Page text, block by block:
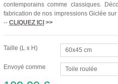
contemporains comme classiques.
fabrication de nos impressions Giclée
-- CLIQUEZ ICI >>
Taille (L x H) 60x45 cm
Envoyé comme Toile roulée